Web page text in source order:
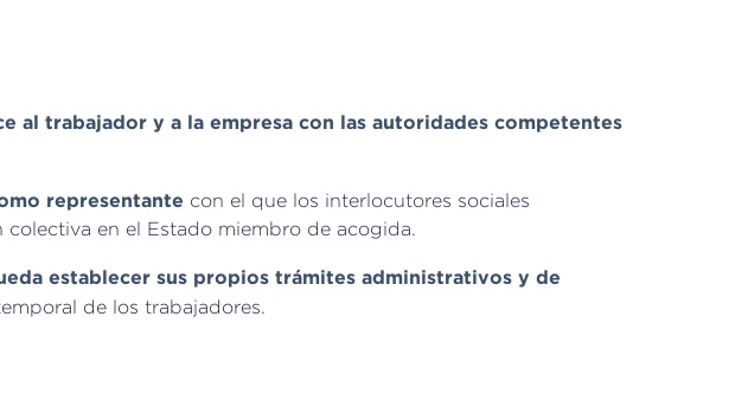
al trabajador y a la empresa con las autoridades competentes
representante con el que los interlocutores sociales
en el Estado miembro de acogida.
establecer sus propios trámites administrativos y de
de los trabajadores.